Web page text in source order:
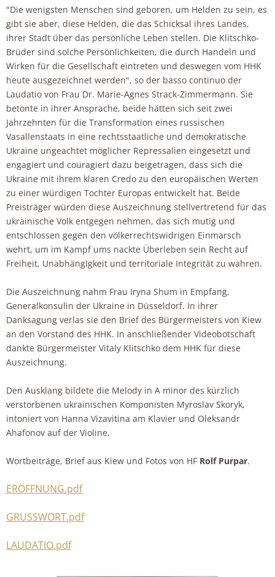
"Die wenigsten Menschen sind geboren, um Helden zu sein, es
gibt sie aber, diese Helden, die das Schicksal ihres Landes,
ihrer Stadt über das persönliche Leben stellen. Die Klitschko-
Brüder sind solche Persönlichkeiten, die durch Handeln und
Wirken für die Gesellschaft eintreten und deswegen vom HHK
heute ausgezeichnet werden", so der basso continuo der
Laudatio von Frau Dr. Marie-Agnes Strack-Zimmermann. Sie
betonte in ihrer Ansprache, beide hätten sich seit zwei
Jahrzehnten für die Transformation eines russischen
Vasallenstaats in eine rechtsstaatliche und demokratische
Ukraine ungeachtet möglicher Repressalien eingesetzt und
engagiert und couragiert dazu beigetragen, dass sich die
Ukraine mit ihrem klaren Credo zu den europäischen Werten
zu einer würdigen Tochter Europas entwickelt hat. Beide
Preisträger würden diese Auszeichnung stellvertretend für das
ukrainische Volk entgegen nehmen, das sich mutig und
entschlossen gegen den völkerrechtswidrigen Einmarsch
wehrt, um im Kampf ums nackte Überleben sein Recht auf
Freiheit, UnabhängIgkeit und territoriale Integrität zu wahren.
Die Auszeichnung nahm Frau Iryna Shum in Empfang,
Generalkonsulin der Ukraine in Düsseldorf. In ihrer
Danksagung verlas sie den Brief des Bürgermeisters von Kiew
an den Vorstand des HHK. In anschließender Videobotschaft
dankte Bürgermeister Vitaly Klitschko dem HHK für diese
Auszeichnung.
Den Ausklang bildete die Melody in A minor des kürzlich
verstorbenen ukrainischen Komponisten Myroslav Skoryk,
intoniert von Hanna Vizavitina am Klavier und Oleksandr
Ahafonov auf der Violine.
Wortbeiträge, Brief aus Kiew und Fotos von HF Rolf Purpar.
ERÖFFNUNG.pdf
GRUSSWORT.pdf
LAUDATIO.pdf